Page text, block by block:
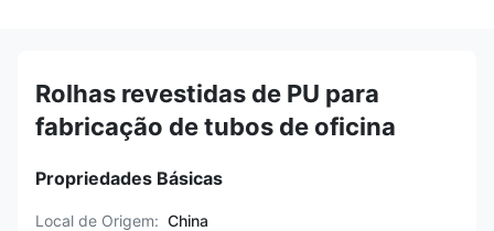
Rolhas revestidas de PU para
fabricação de tubos de oficina
Propriedades Básicas
Local de Origem: China